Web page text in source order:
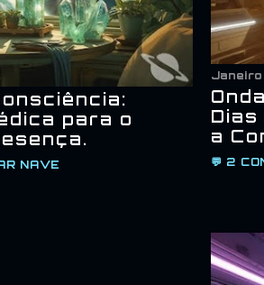
Janeiro
Dias
a
💬 2
para o
NAVE